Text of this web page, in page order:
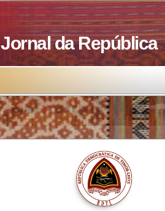
Jornal da República